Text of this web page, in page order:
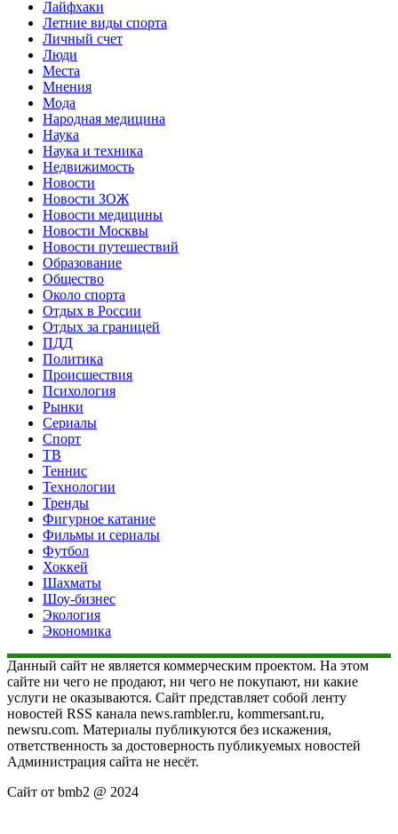
Лайфхаки
Летние виды спорта
Личный счет
Люди
Места
Мнения
Мода
Народная медицина
Наука
Наука и техника
Недвижимость
Новости
Новости ЗОЖ
Новости медицины
Новости Москвы
Новости путешествий
Образование
Общество
Около спорта
Отдых в России
Отдых за границей
ПДД
Политика
Происшествия
Психология
Рынки
Сериалы
Спорт
ТВ
Теннис
Технологии
Тренды
Фигурное катание
Фильмы и сериалы
Футбол
Хоккей
Шахматы
Шоу-бизнес
Экология
Экономика
Данный сайт не является коммерческим проектом. На этом
сайте ни чего не продают, ни чего не покупают, ни какие
услуги не оказываются. Сайт представляет собой ленту
новостей RSS канала news.rambler.ru, kommersant.ru,
newsru.com. Материалы публикуются без искажения,
ответственность за достоверность публикуемых новостей
Администрация сайта не несёт.
Сайт от bmb2 @ 2024